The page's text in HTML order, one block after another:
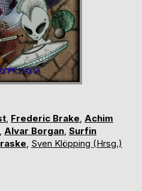
, Frederic Brake, Achim
, Alvar Borgan, Surfin
, Sven Klöpping (Hrsg.)